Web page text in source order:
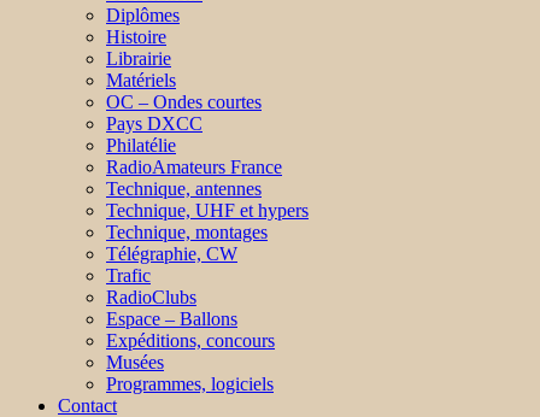
Diplômes
Histoire
Librairie
Matériels
OC – Ondes courtes
Pays DXCC
Philatélie
RadioAmateurs France
Technique, antennes
Technique, UHF et hypers
Technique, montages
Télégraphie, CW
Trafic
RadioClubs
Espace – Ballons
Expéditions, concours
Musées
Programmes, logiciels
Contact